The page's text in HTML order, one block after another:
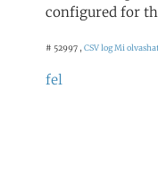
configured for
# 52997 , CSV logMi
fel